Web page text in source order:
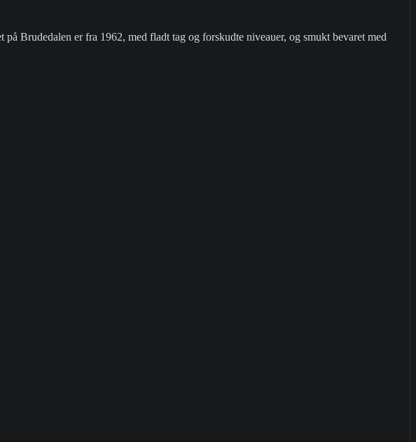
Brudedalen er fra 1962, med fladt tag og forskudte niveauer, og smukt bevaret med